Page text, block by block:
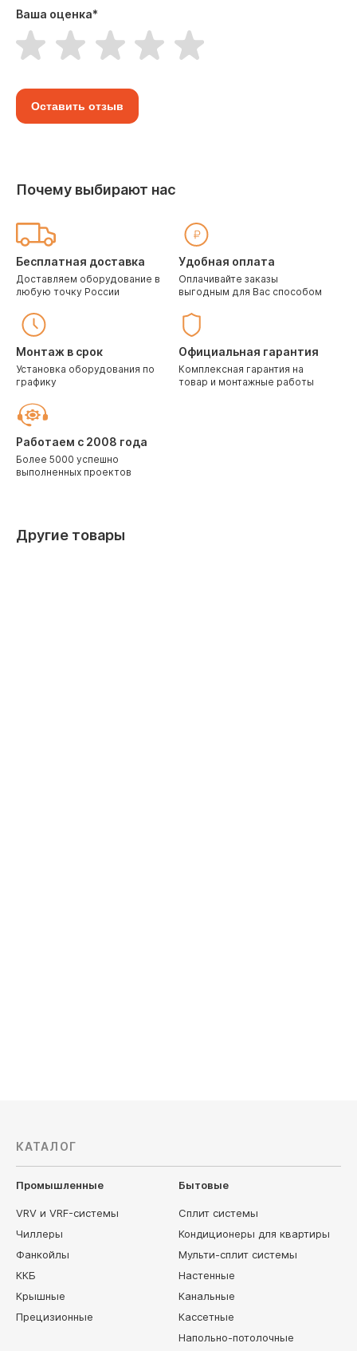
Ваша оценка*
Оставить отзыв
Почему выбирают нас
Бесплатная доставка
Доставляем оборудование в
любую точку России
Удобная оплата
Оплачивайте заказы
выгодным для Вас способом
Монтаж в срок
Установка оборудования по
графику
Официальная гарантия
Комплексная гарантия на
товар и монтажные работы
Работаем с 2008 года
Более 5000 успешно
выполненных проектов
Другие товары
КАТАЛОГ
Промышленные
VRV и VRF-системы
Чиллеры
Фанкойлы
ККБ
Крышные
Прецизионные
Бытовые
Сплит системы
Кондиционеры для квартиры
Мульти-сплит системы
Настенные
Канальные
Кассетные
Напольно-потолочные